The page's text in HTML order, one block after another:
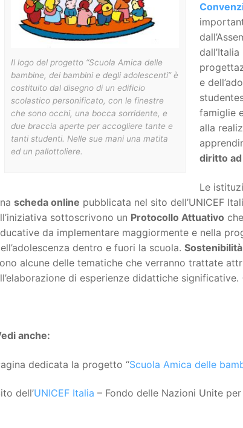
Il logo del progetto “Scuola Amica delle
bambine, dei bambini e degli adolescenti” è
costituito dal disegno di un edificio
scolastico personificato, con le finestre
che sono occhi, una bocca sorridente, e
due braccia aperte per accogliere tante e
tanti studenti. Nelle sue mani una matita
ed un pallottoliere.
e
famiglie
alla
diritto ad
Le
scheda online pubblicata nel sito dell’UNICEF
sottoscrivono un Protocollo Attuativo
da implementare maggiormente e nella
dentro e fuori la scuola.
alcune delle tematiche che verranno trattate
di esperienze didattiche significative.
anche:
dedicata la progetto “Scuola Amica delle
dell’UNICEF Italia – Fondo delle Nazioni Unite per